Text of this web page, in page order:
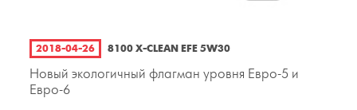
2018-04-26 8100 X-CLEAN EFE 5W30
Новый экологичный флагман уровня Евро-5 и
Евро-6